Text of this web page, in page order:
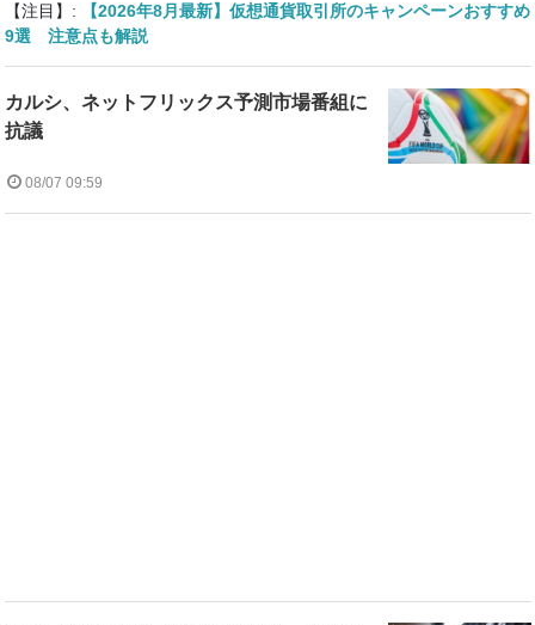
【注目】:
【2026年8月最新】仮想通貨取引所のキャンペーンおすすめ
9選 注意点も解説
カルシ、ネットフリックス予測市場番組に
抗議
08/07 09:59